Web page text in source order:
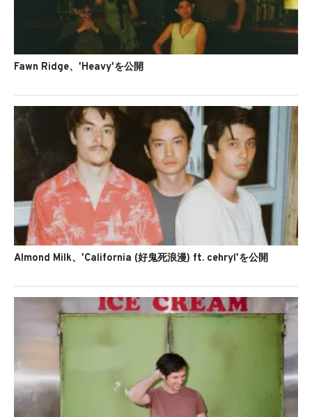
Fawn Ridge、'Heavy'を公開
Almond Milk、'California (好鬼死浪漫) ft. cehryl'を公開